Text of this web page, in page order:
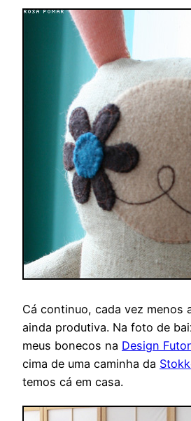
Cá continuo, cada vez menos
ainda produtiva. Na foto de
meus bonecos na Design
cima de uma caminha da
temos cá em casa.